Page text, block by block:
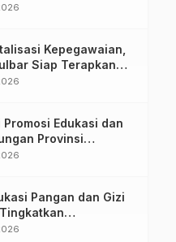
Kepegawaian,
Siap Terapkan
ASN
Edukasi dan
Provinsi
Perkuat Kolaborasi
Pangan dan Gizi
dan Keterampilan